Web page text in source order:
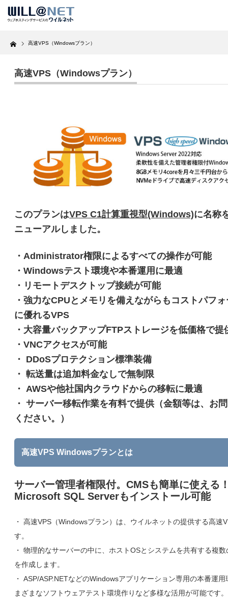
Home 高速VPS（Windowsプラン）
高速VPS（Windowsプラン）
このプランはVPS C1計算重視型(Windows)に名称
ニューアルしました。
・Administrator権限によるすべての操作が可能
・Windowsテスト環境や本番運用に最適
・リモートデスクトップ接続が可能
・強力なCPUとメモリを備えながらもコストパフ
に優れるVPS
・大容量バックアップFTPストレージを低価格で提
・VNCアクセスが可能
・ DDoSプロテクション標準装備
・ 転送量は追加料金なしで無制限
・ AWSや他社国内クラウドからの移転に最適
・ サーバー移転作業を有料で提供（金額等は、お
ください。）
高速VPS Windowsプランとは
サーバー管理者権限付。CMSも簡単に使える
Microsoft SQL Serverもインストール可能
・ 高速VPS（Windowsプラン）は、ウイルネットの提供する高速
す。
・ 物理的なサーバーの中に、ホストOSとシステムを共有する複
を作成します。
・ ASP/ASP.NETなどのWindowsアプリケーション専用の本番運
まざまなソフトウェアテスト環境作りなど多様な活用が可能です。